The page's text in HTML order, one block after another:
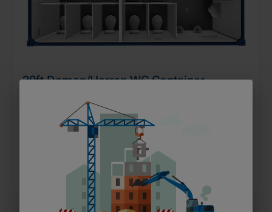
20ft Damen/Herren WC Container
MEHR ERFAHREN
IN DEN WARENKORB